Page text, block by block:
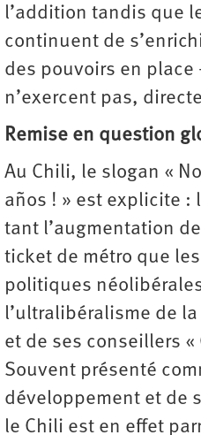
l’addition tandis que
continuent de
des pouvoirs en place
n’exercent pas,
Remise en question
Au Chili, le slogan «
años ! » est explicite :
tant l’augmentation
ticket de métro que
politiques
l’ultralibéralisme de
et de ses conseillers «
Souvent présenté
développement et de
le Chili est en effet